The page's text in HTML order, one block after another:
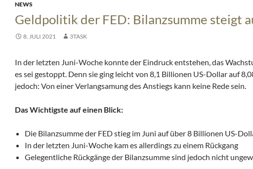
NEWS
Geldpolitik der FED: Bilanzsumme steigt
8. JULI 2021 3TASK
In der letzten Juni-Woche konnte der Eindruck entstehen, das
es sei gestoppt. Denn sie ging leicht von 8,1 Billionen US-Dollar auf
jedoch: Von einer Verlangsamung des Anstiegs kann keine Rede sein.
Das Wichtigste auf einen Blick:
Die Bilanzsumme der FED stieg im Juni auf über 8 Billionen US-
In der letzten Juni-Woche kam es allerdings zu einem Rückgang
Gelegentliche Rückgänge der Bilanzsumme sind jedoch nicht